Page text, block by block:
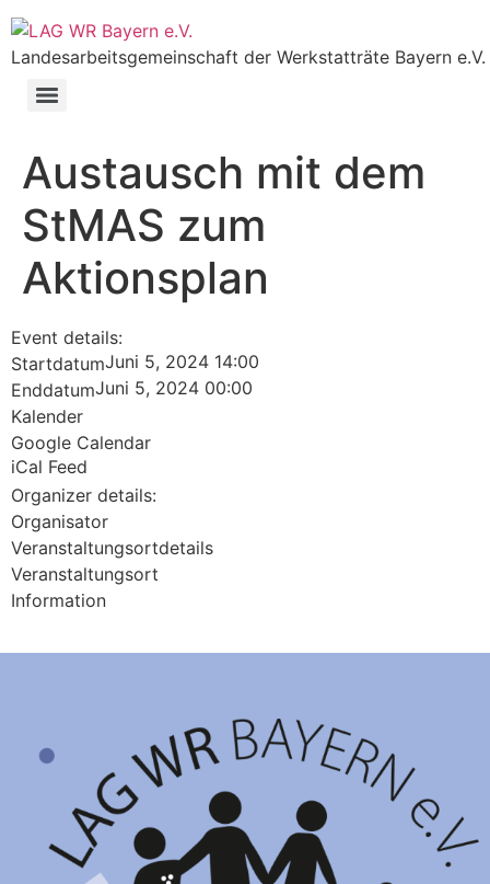
Landesarbeitsgemeinschaft der Werkstatträte Bayern e.V.
Austausch mit dem
StMAS zum
Aktionsplan
Event details:
StartdatumJuni 5, 2024 14:00
EnddatumJuni 5, 2024 00:00
Kalender
Google Calendar
iCal Feed
Organizer details:
Organisator
Veranstaltungsortdetails
Veranstaltungsort
Information